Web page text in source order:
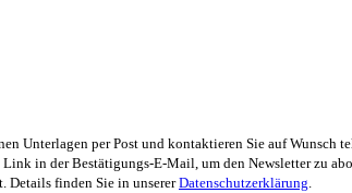
Unterlagen per Post und kontaktieren Sie auf Wunsch
in der Bestätigungs-E-Mail, um den Newsletter zu
Details finden Sie in unsererDatenschutzerklärung.